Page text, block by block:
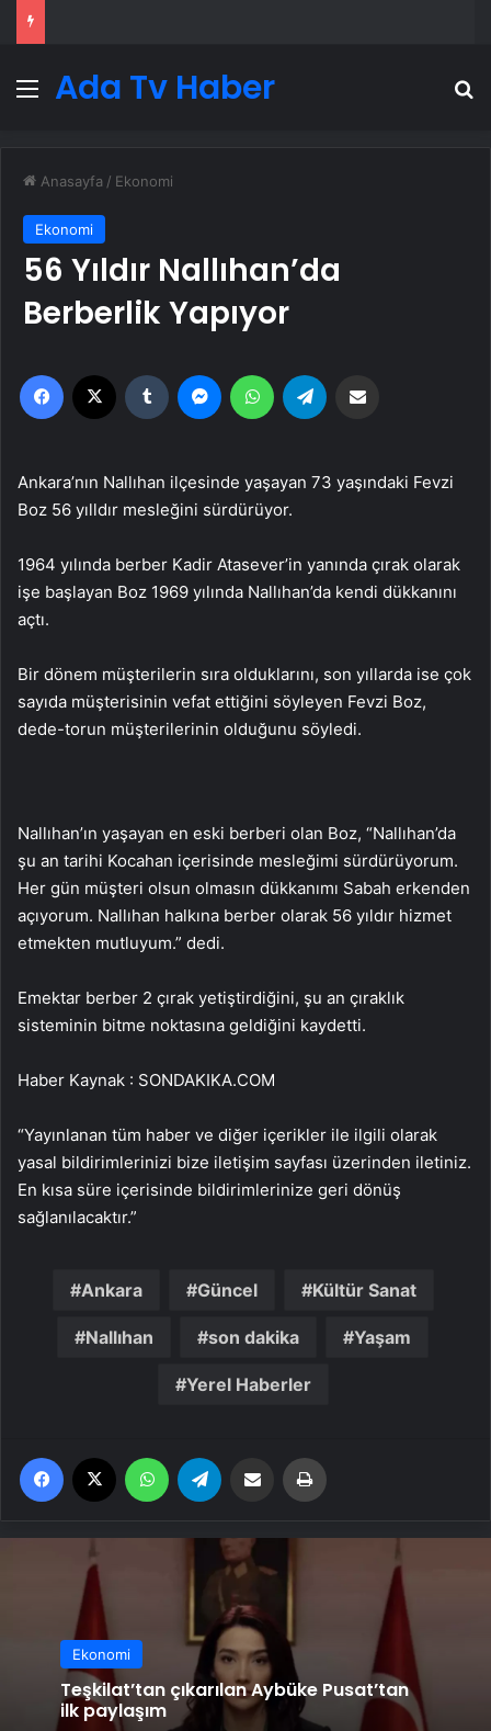
Menü
Ada Tv Haber
Anasayfa / Ekonomi
Ekonomi
56 Yıldır Nallıhan’da
Berberlik Yapıyor
Facebook Tumblr MessengerWhatsApp
Ankara’nın Nallıhan ilçesinde yaşayan 73 yaşındaki Fevzi
Boz 56 yılldır mesleğini sürdürüyor.
1964 yılında berber Kadir Atasever’in yanında çırak olarak
işe başlayan Boz 1969 yılında Nallıhan’da kendi dükkanını
açtı.
Bir dönem müşterilerin sıra olduklarını, son yıllarda ise çok
sayıda müşterisinin vefat ettiğini söyleyen Fevzi Boz,
dede-torun müşterilerinin olduğunu söyledi.
Nallıhan’ın yaşayan en eski berberi olan Boz, “Nallıhan’da
şu an tarihi Kocahan içerisinde mesleğimi sürdürüyorum.
Her gün müşteri olsun olmasın dükkanımı Sabah erkenden
açıyorum. Nallıhan halkına berber olarak 56 yıldır hizmet
etmekten mutluyum.” dedi.
Emektar berber 2 çırak yetiştirdiğini, şu an çıraklık
sisteminin bitme noktasına geldiğini kaydetti.
Haber Kaynak : SONDAKIKA.COM
“Yayınlanan tüm haber ve diğer içerikler ile ilgili olarak
yasal bildirimlerinizi bize iletişim sayfası üzerinden iletiniz.
En kısa süre içerisinde bildirimlerinize geri dönüş
sağlanılacaktır.”
Ankara Güncel Kültür Sanat
Nallıhan son dakika Yaşam
Yerel Haberler
Facebook WhatsApp Email'den paylaş
Ekonomi
Teşkilat’tan çıkarılan Aybüke Pusat’tan
ilk paylaşım